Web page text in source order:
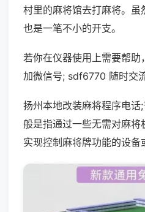
村里的麻将馆去打麻将。
也是一笔不小的开支。
若你在仪器使用上需要帮
加微信号; sdf6770 随时交流
扬州本地改装麻将程序电
般是指通过一些无需对麻
实现控制麻将牌功能的设备